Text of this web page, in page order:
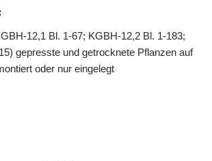
12,1 Bl. 1-67; KGBH-12,2 Bl. 1-183;
gepresste und getrocknete Pflanzen auf
oder nur eingelegt